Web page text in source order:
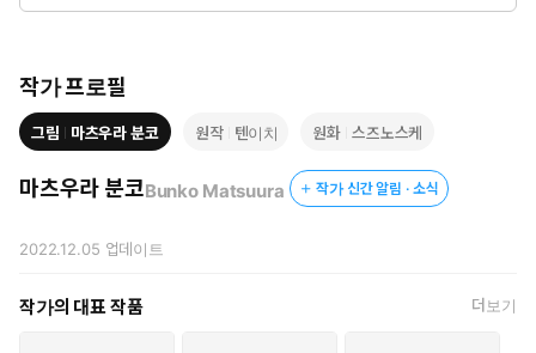
작가 프로필
그림 마츠우라 분코 원작 텐이치 원화 스즈노스케
마츠우라 분코Bunko Matsuura 작가 신간 알림 · 소식
2022.12.05 업데이트
작가의 대표 작품 더보기